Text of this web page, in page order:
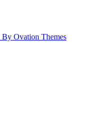
By Ovation Themes